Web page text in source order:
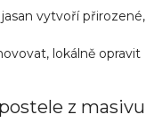
vytvoří přirozené,
lokálně opravit
z masivu